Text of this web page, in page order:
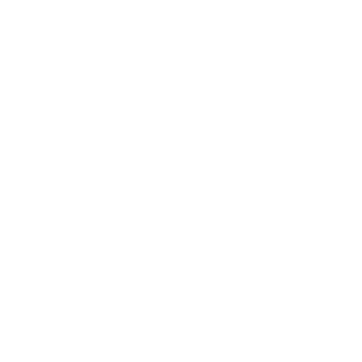
prve teglice popravila sam gvožđe i hemoglobin.Prvi
осјећам да ми јако прија. Плус је преукусан!